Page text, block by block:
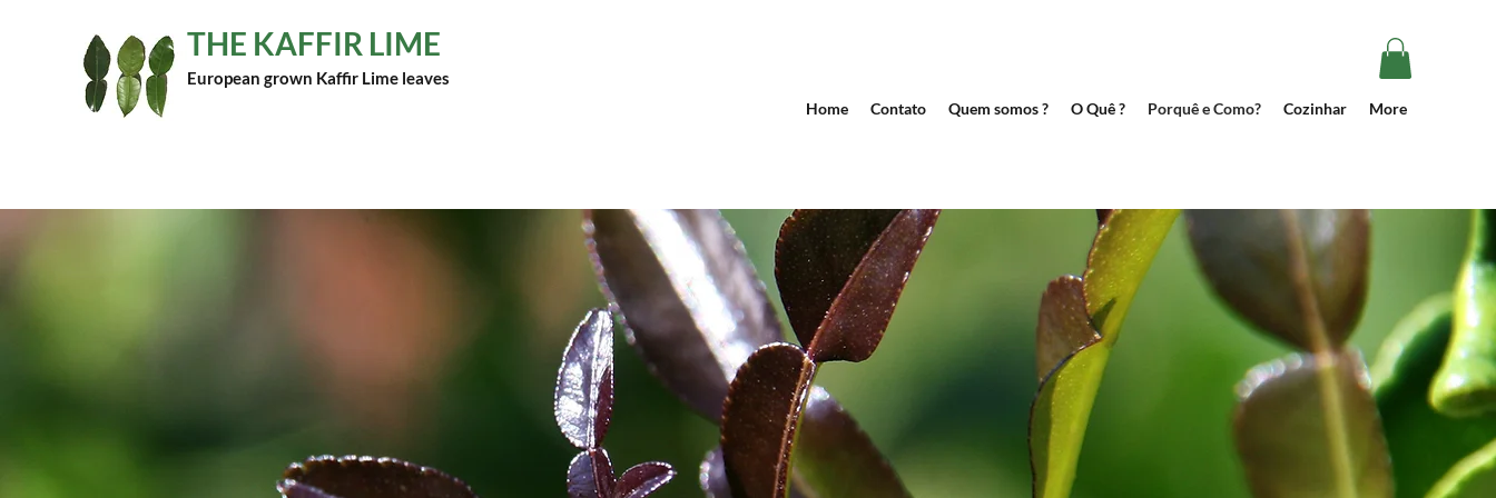
THE KAFFIR LIME
European grown Kaffir Lime leaves
Home Contato Quem somos ? O Quê ? Porquê e Como? Cozinhar More